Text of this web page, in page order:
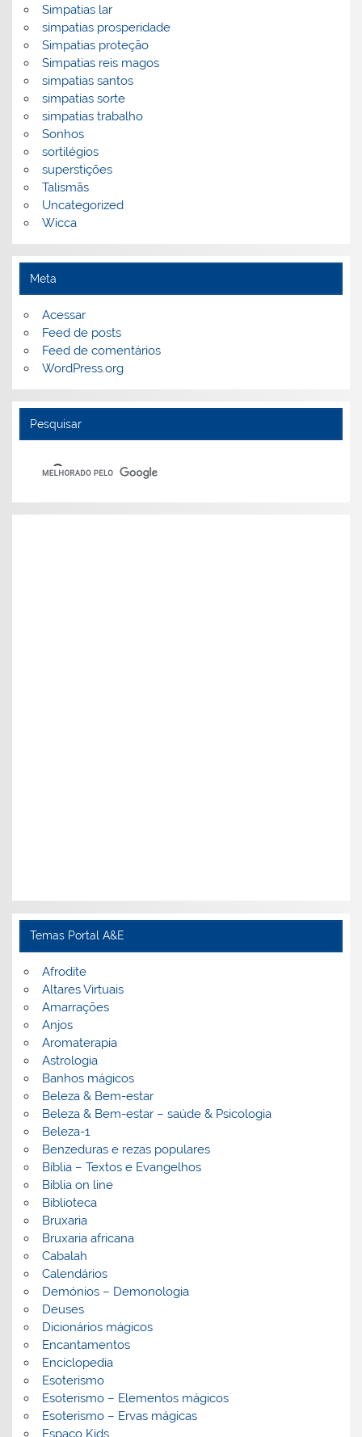
Simpatias lar
simpatias prosperidade
Simpatias proteção
Simpatias reis magos
simpatias santos
simpatias sorte
simpatias trabalho
Sonhos
sortilégios
superstições
Talismãs
Uncategorized
Wicca
Meta
Acessar
Feed de posts
Feed de comentários
WordPress.org
Pesquisar
Temas Portal A&E
Afrodite
Altares Virtuais
Amarrações
Anjos
Aromaterapia
Astrologia
Banhos mágicos
Beleza & Bem-estar
Beleza & Bem-estar – saúde & Psicologia
Beleza-1
Benzeduras e rezas populares
Bíblia – Textos e Evangelhos
Biblia on line
Biblioteca
Bruxaria
Bruxaria africana
Cabalah
Calendários
Demónios – Demonologia
Deuses
Dicionários mágicos
Encantamentos
Enciclopedia
Esoterismo
Esoterismo – Elementos mágicos
Esoterismo – Ervas mágicas
Espaço Kids